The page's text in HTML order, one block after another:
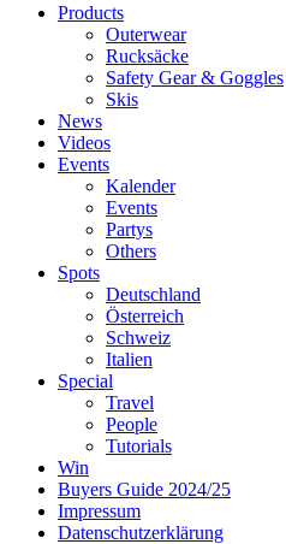
Products
Outerwear
Rucksäcke
Safety Gear & Goggles
Skis
News
Videos
Events
Kalender
Events
Partys
Others
Spots
Deutschland
Österreich
Schweiz
Italien
Special
Travel
People
Tutorials
Win
Buyers Guide 2024/25
Impressum
Datenschutzerklärung